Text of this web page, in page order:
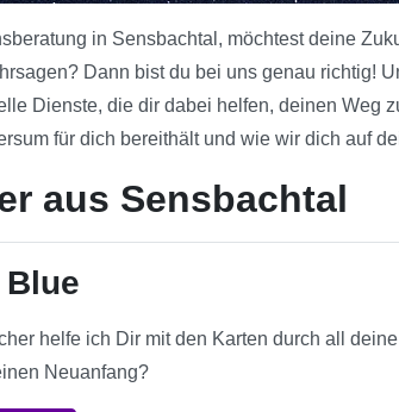
in Sensbachtal, möchtest deine
Dann bist du bei uns genau richtig!
Dienste, die dir dabei helfen, deinen Weg
für dich bereithält und wie wir dich auf
aus Sensbachtal
helfe ich Dir mit den Karten durch all
Neuanfang?